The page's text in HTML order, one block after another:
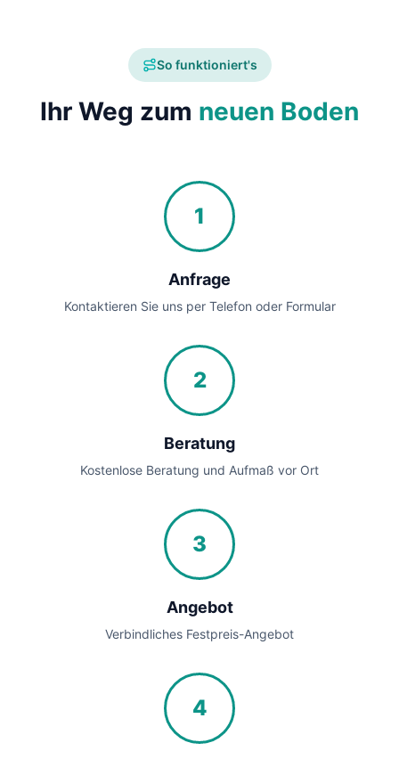
So funktioniert's
Ihr Weg zum neuen Boden
1
Anfrage
Kontaktieren Sie uns per Telefon oder Formular
2
Beratung
Kostenlose Beratung und Aufmaß vor Ort
3
Angebot
Verbindliches Festpreis-Angebot
4